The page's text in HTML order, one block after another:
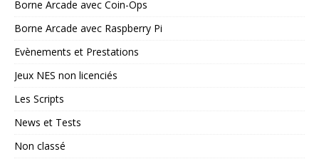
Borne Arcade avec Coin-Ops
Borne Arcade avec Raspberry Pi
Evènements et Prestations
Jeux NES non licenciés
Les Scripts
News et Tests
Non classé